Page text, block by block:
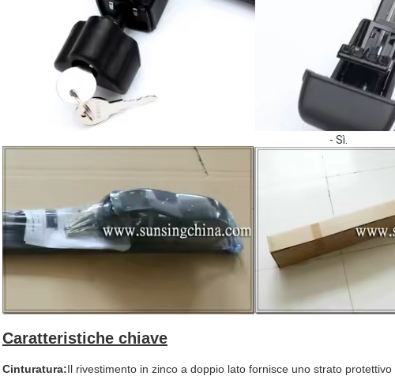
- Sì.
Caratteristiche chiave
Cinturatura:Il rivestimento in zinco a doppio lato fornisce uno strato